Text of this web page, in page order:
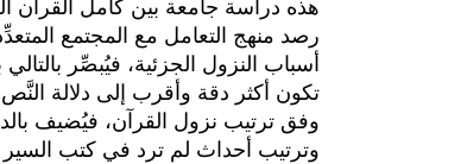
هذه دراسة جامعة بين كامل القرآن
رصد منهج التعامل مع المجتمع
أسباب النزول الجزئية، فيُبصِّر
تكون أكثر دقة وأقرب إلى دلالة
وفق ترتيب نزول القرآن، فيُضيف
وترتيب أحداث لم ترد في كتب السير